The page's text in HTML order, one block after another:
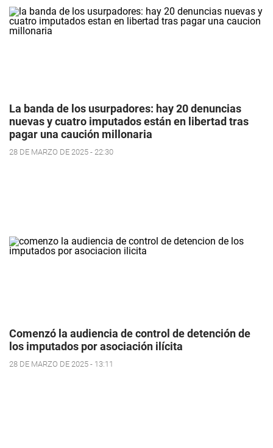
La banda de los usurpadores: hay 20 denuncias
nuevas y cuatro imputados están en libertad tras
pagar una caución millonaria
28 DE MARZO DE 2025 - 22:30
Comenzó la audiencia de control de detención de
los imputados por asociación ilícita
28 DE MARZO DE 2025 - 13:11